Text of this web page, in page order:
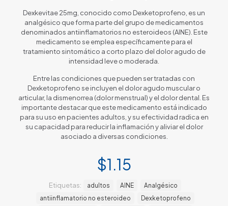
Dexkevitae 25mg, conocido como Dexketoprofeno, es un
analgésico que forma parte del grupo de medicamentos
denominados antiinflamatorios no esteroideos (AINE). Este
medicamento se emplea específicamente para el
tratamiento sintomático a corto plazo del dolor agudo de
intensidad leve o moderada.
Entre las condiciones que pueden ser tratadas con
Dexketoprofeno se incluyen el dolor agudo muscular o
articular, la dismenorrea (dolor menstrual) y el dolor dental. Es
importante destacar que este medicamento está indicado
para su uso en pacientes adultos, y su efectividad radica en
su capacidad para reducir la inflamación y aliviar el dolor
asociado a diversas condiciones.
$1.15
Etiquetas: adultos AINE
Analgésico
antiinflamatorio no esteroideo
Dexketoprofeno